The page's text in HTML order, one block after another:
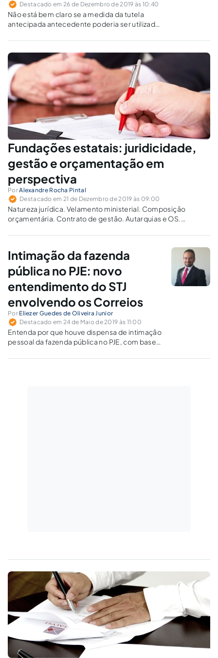
Destacado em 26 de Dezembro de 2019 às 10:40
Não está bem claro se a medida da tutela
antecipada antecedente poderia ser utilizada
jurisprudência nos mostrará o melhor caminho
a seguir.
Fundações estatais: juridicidade,
gestão e orçamentação em
perspectiva
PorAlexandre Rocha Pintal
Destacado em 21 de Dezembro de 2019 às 09:00
Natureza jurídica. Velamento ministerial. Composição
orçamentária. Contrato de gestão. Autarquias e OS.
pessoal no limite global do Poder Executivo. Prerrogativas
Intimação da fazenda
pública no PJE: novo
entendimento do STJ
envolvendo os Correios
Por Eliezer Guedes de Oliveira Junior
Destacado em 24 de Maio de 2019 às 11:00
Entenda por que houve dispensa de intimação
pessoal da fazenda pública no PJE, com base